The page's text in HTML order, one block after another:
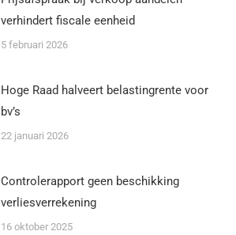
verhindert fiscale eenheid
5 februari 2026
Hoge Raad halveert belastingrente voor
bv’s
22 januari 2026
Controlerapport geen beschikking
verliesverrekening
16 oktober 2025